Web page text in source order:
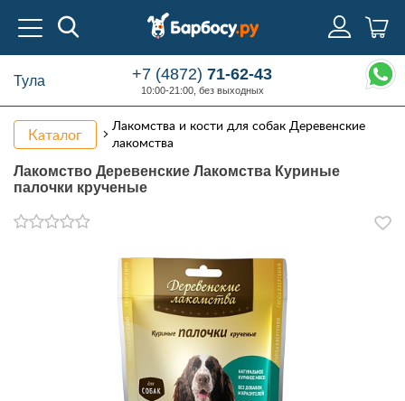
Тула +7 (4872)71-62-43
10:00-21:00, без выходных
Каталог
Лакомства и кости для собак Деревенские
лакомства
Лакомство Деревенские Лакомства Куриные
палочки крученые